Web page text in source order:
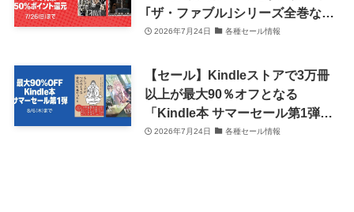
｢ザ・ファブル｣シリーズ全巻など
のコミックが50％ポイント還元に
2026年7月24日 各種セール情報
【セール】Kindleストアで3万冊
以上が最大90％オフとなる
「Kindle本 サマーセール第1弾」
がスタート
2026年7月24日 各種セール情報